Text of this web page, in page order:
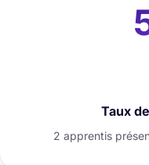
Taux
2 apprentis